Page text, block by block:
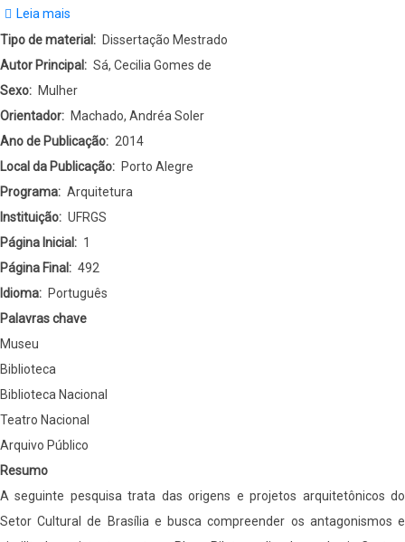
Leia mais
Setor
Cultural
de
Brasília:
contradições
no
centro
da
cidade
Tipo de material
Dissertação Mestrado
Autor Principal
Sá, Cecilia Gomes de
Sexo
Mulher
Orientador
Machado, Andréa Soler
Ano de Publicação
2014
Local da Publicação
Porto Alegre
Programa
Arquitetura
Instituição
UFRGS
Página Inicial
1
Página Final
492
Idioma
Português
Palavras chave
Museu
Biblioteca
Biblioteca Nacional
Teatro Nacional
Arquivo Público
Resumo
A seguinte pesquisa trata das origens e projetos arquitetônicos do
Setor Cultural de Brasília e busca compreender os antagonismos e